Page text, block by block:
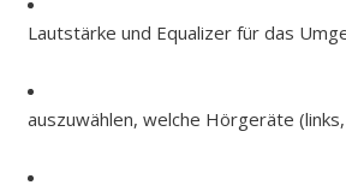
Lautstärke und Equalizer für das
auszuwählen, welche Hörgeräte